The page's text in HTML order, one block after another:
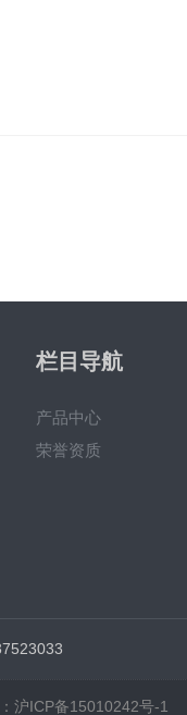
栏目导航
产品中心
荣誉资质
沪ICP备15010242号-1